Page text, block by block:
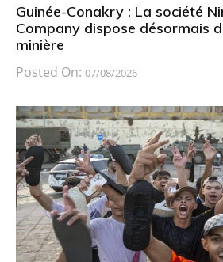
Guinée-Conakry : La société
Company dispose désormais
minière
Posted On: 07/08/2026